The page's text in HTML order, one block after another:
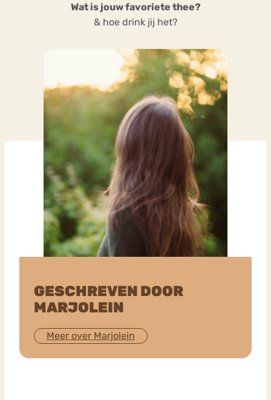
Wat is jouw favoriete thee?
& hoe drink jij het?
GESCHREVEN DOOR
MARJOLEIN
Meer over Marjolein